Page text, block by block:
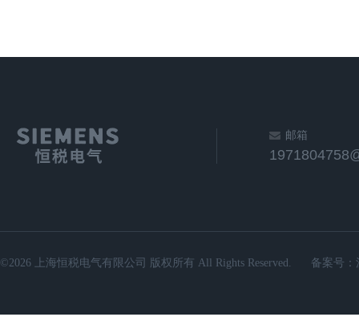
邮箱
©2026 上海恒税电气有限公司 版权所有 All Rights Reserved. 备案号：